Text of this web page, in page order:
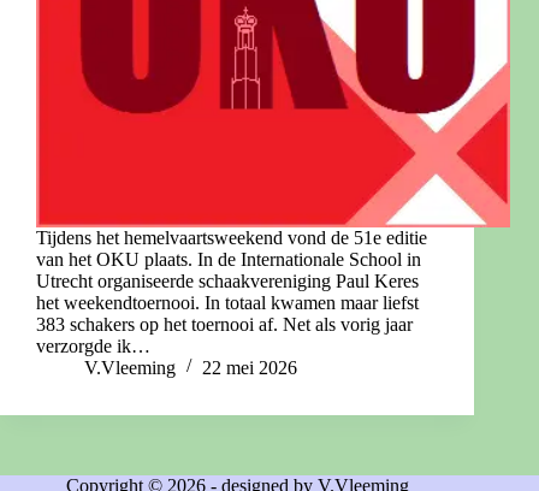
Tijdens het hemelvaartsweekend vond de 51e editie
van het OKU plaats. In de Internationale School in
Utrecht organiseerde schaakvereniging Paul Keres
het weekendtoernooi. In totaal kwamen maar liefst
383 schakers op het toernooi af. Net als vorig jaar
verzorgde ik…
V.Vleeming
22 mei 2026
Copyright © 2026 - designed by V.Vleeming